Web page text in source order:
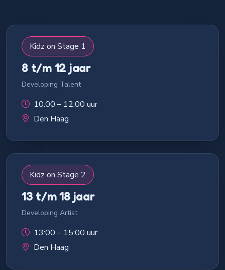
Kidz on Stage 1
8 t/m 12 jaar
Developing Talent
10:00 – 12:00 uur
Den Haag
Kidz on Stage 2
13 t/m 18 jaar
Developing Artist
13:00 – 15:00 uur
Den Haag